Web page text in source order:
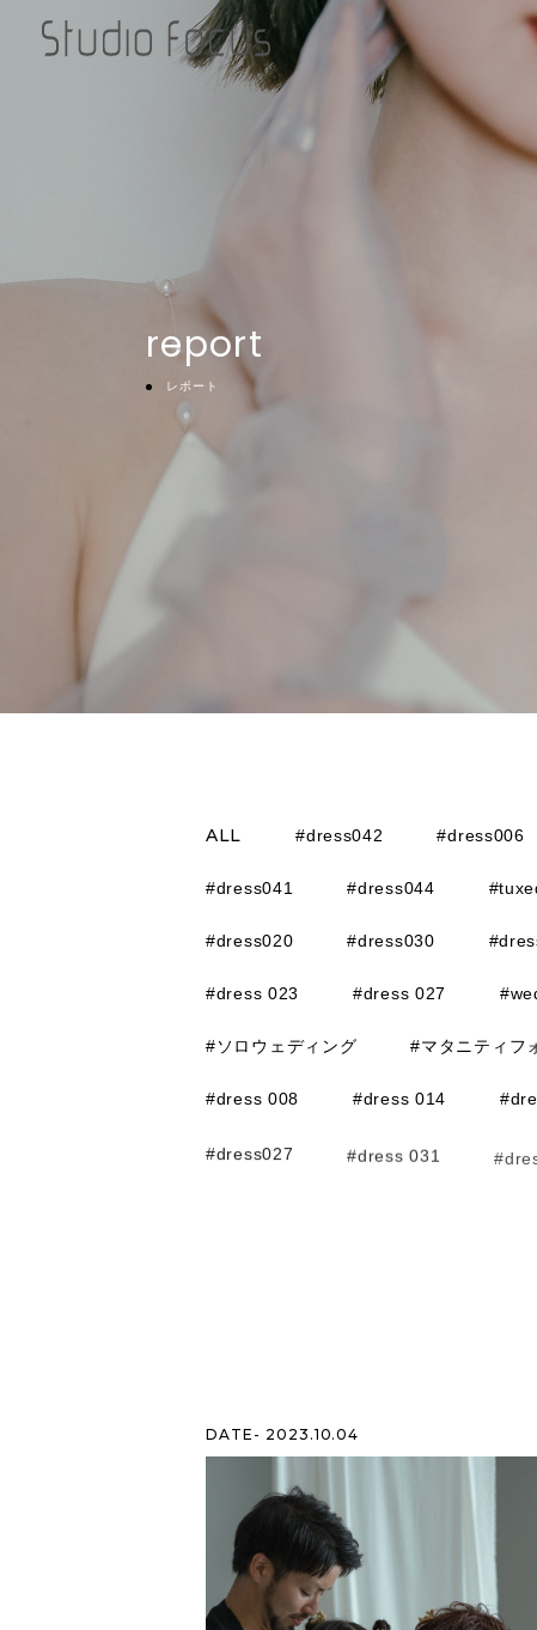
report
レポート
ALL #dress042 #dress006
#dress041 #dress044
#dress020 #dress030
#dress 023 #dress 027
#ソロウェディング #マタニティフ
#dress 008 #dress 014
#dress027 #dress 031
DATE- 2023.10.04